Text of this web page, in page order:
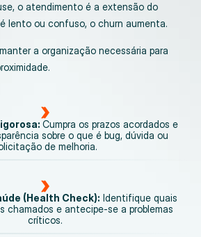
o atendimento é a extensão do
lento ou confuso, o churn aumenta.
a organização necessária para
Cumpra os prazos acordados e
sobre o que é bug, dúvida ou
de melhoria.
(Health Check): Identifique quais
chamados e antecipe-se a problemas
críticos.